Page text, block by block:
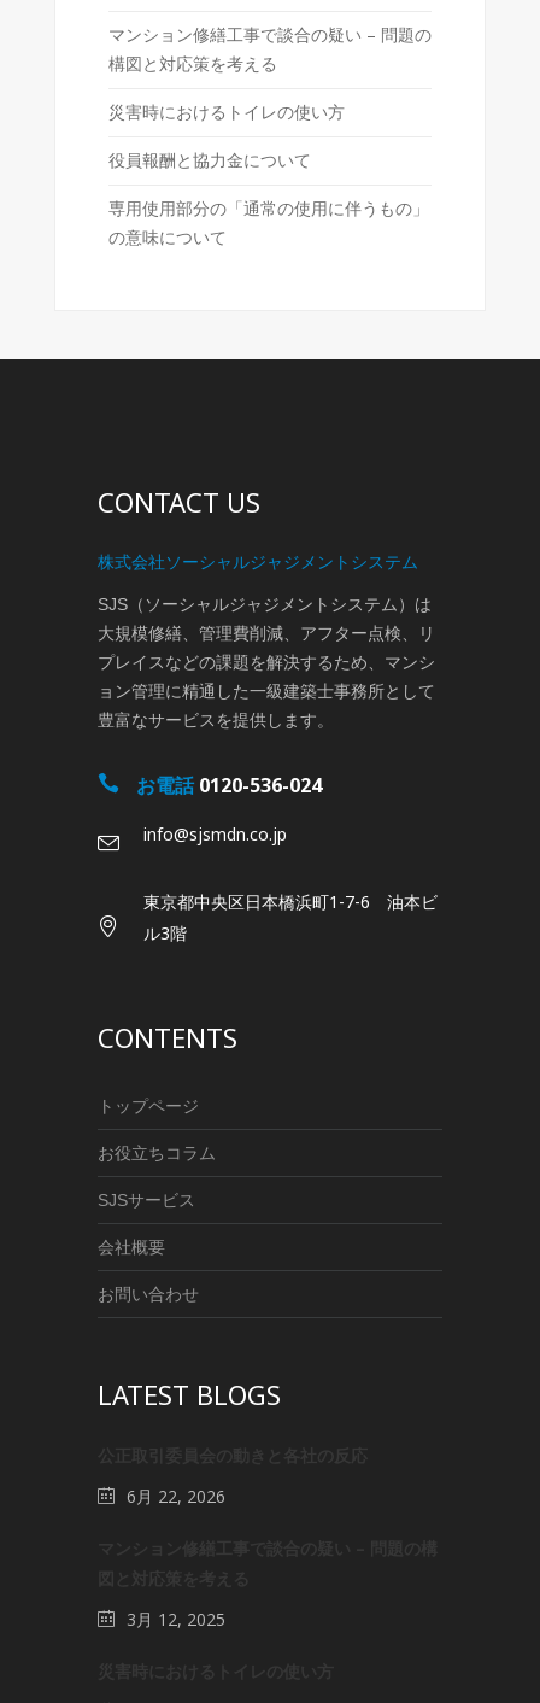
マンション修繕工事で談合の疑い – 問題の
構図と対応策を考える
災害時におけるトイレの使い方
役員報酬と協力金について
専用使用部分の「通常の使用に伴うもの」
の意味について
CONTACT US
株式会社ソーシャルジャジメントシステム
SJS（ソーシャルジャジメントシステム）は
大規模修繕、管理費削減、アフター点検、リ
プレイスなどの課題を解決するため、マンシ
ョン管理に精通した一級建築士事務所として
豊富なサービスを提供します。
お電話0120-536-024
info@sjsmdn.co.jp
東京都中央区日本橋浜町1-7-6 油本ビ
ル3階
CONTENTS
トップページ
お役立ちコラム
SJSサービス
会社概要
お問い合わせ
LATEST BLOGS
6月 22, 2026
3月 12, 2025